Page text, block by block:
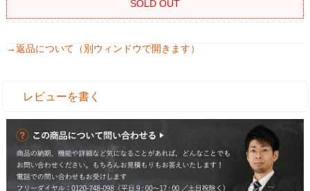
SOLD OUT
→返品について（別ウィンドウで開きます）
レビューを書く